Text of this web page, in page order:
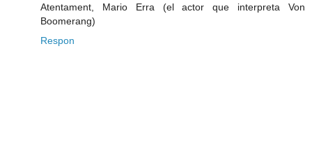
Atentament, Mario Erra (el actor que interpreta Von
Boomerang)
Respon